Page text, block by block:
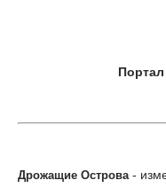
Дрожащие Острова -